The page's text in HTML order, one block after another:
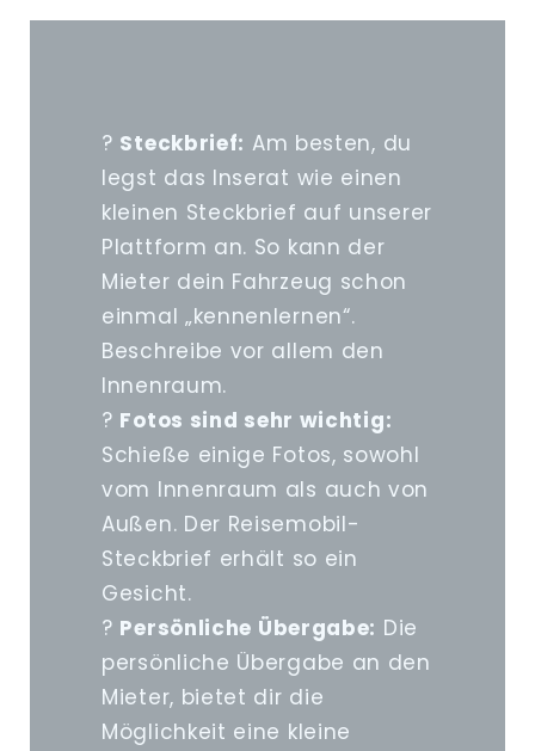
? Steckbrief: Am besten, du
legst das Inserat wie einen
kleinen Steckbrief auf unserer
Plattform an. So kann der
Mieter dein Fahrzeug schon
einmal „kennenlernen“.
Beschreibe vor allem den
Innenraum.
? Fotos sind sehr wichtig:
Schieße einige Fotos, sowohl
vom Innenraum als auch von
Außen. Der Reisemobil-
Steckbrief erhält so ein
Gesicht.
? Persönliche Übergabe: Die
persönliche Übergabe an den
Mieter, bietet dir die
Möglichkeit eine kleine